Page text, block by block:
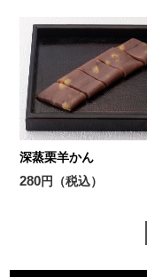
深蒸栗羊かん
280円（税込）